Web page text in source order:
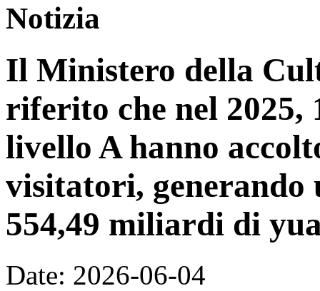
Notizia
Il Ministero della
riferito che nel
livello A hanno
visitatori,
554,49 miliardi di
Date: 2026-06-04